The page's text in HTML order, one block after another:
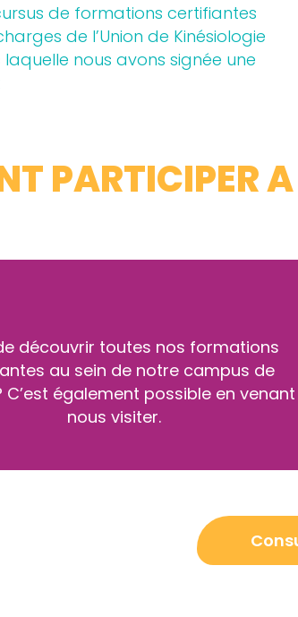
de formations certifiantes
de l’Union de Kinésiologie
nous avons signée une
PARTICIPER
découvrir toutes nos formations
au sein de notre campus de
C’est également possible en venant
nous visiter.